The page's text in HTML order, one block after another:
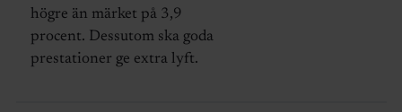
högre än märket på 3,9
procent. Dessutom ska goda
prestationer ge extra lyft.